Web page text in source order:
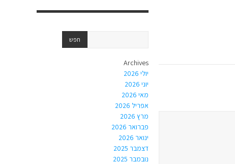
Archives
יולי 2026
יוני 2026
מאי 2026
אפריל 2026
מרץ 2026
פברואר 2026
ינואר 2026
דצמבר 2025
נובמבר 2025